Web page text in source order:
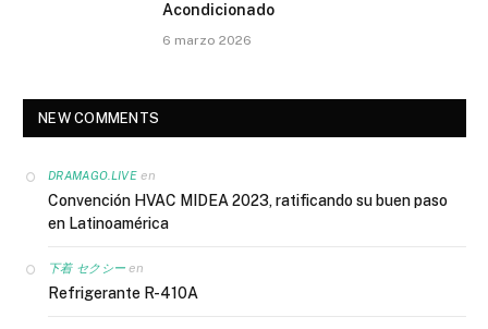
Acondicionado
6 marzo 2026
NEW COMMENTS
DRAMAGO.LIVEen
Convención HVAC MIDEA 2023, ratificando su buen paso
en Latinoamérica
下着 セクシー en
Refrigerante R-410A